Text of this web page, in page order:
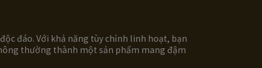
đáo. Với khả năng tùy chỉnh linh hoạt, bạn
thường thành một sản phẩm mang đậm